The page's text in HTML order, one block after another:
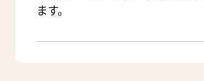
ます。